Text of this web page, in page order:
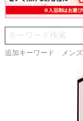
追加キーワード メン